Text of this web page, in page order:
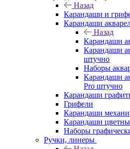
Назад
Карандаши и
Карандаши
Назад
Карандаши
Карандаши
штучно
Наборы
Карандаши
Pro штучно
Карандаши
Грифели
Карандаши
Карандаши
Наборы
Ручки, линеры